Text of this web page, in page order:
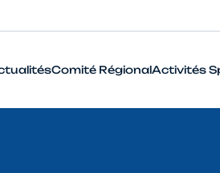
Comité RégionalActivités